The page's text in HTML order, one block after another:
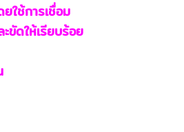
ใช้การเชื่อม
ขัดให้เรียบร้อย